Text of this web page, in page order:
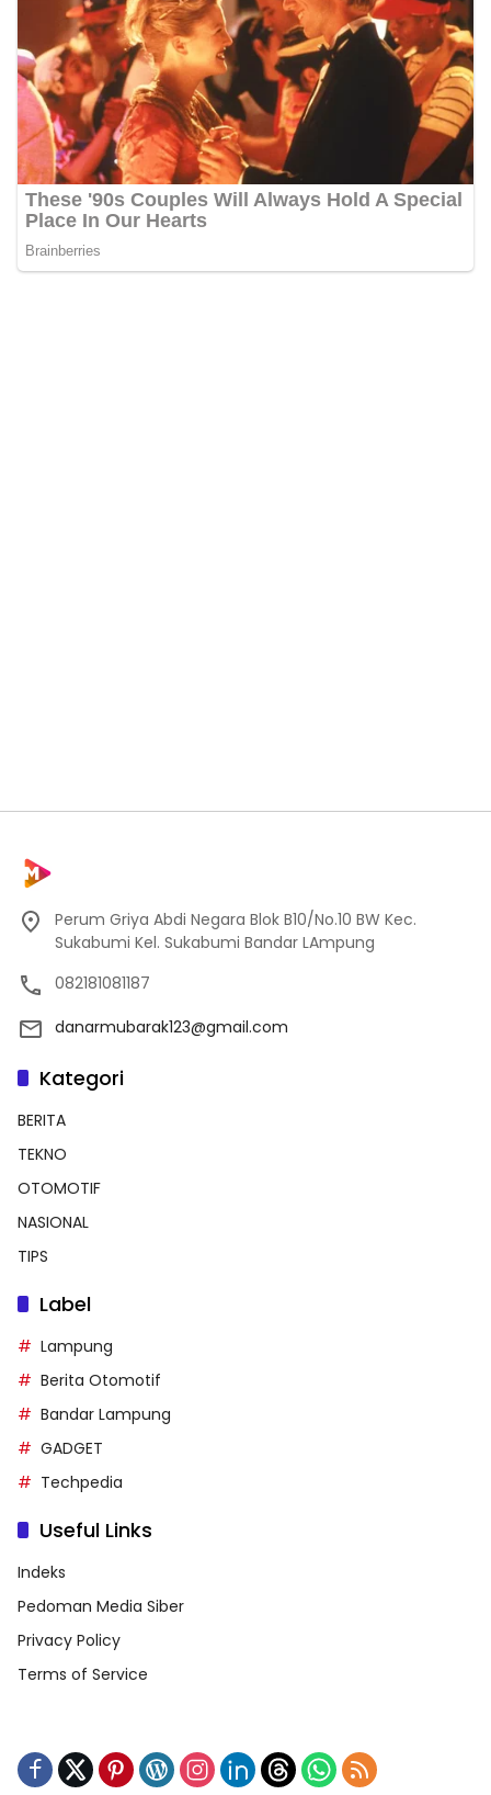
Perum Griya Abdi Negara Blok B10/No.10 BW Kec.
Sukabumi Kel. Sukabumi Bandar LAmpung
082181081187
danarmubarak123@gmail.com
Kategori
BERITA
TEKNO
OTOMOTIF
NASIONAL
TIPS
Label
Lampung
Berita Otomotif
Bandar Lampung
GADGET
Techpedia
Useful Links
Indeks
Pedoman Media Siber
Privacy Policy
Terms of Service